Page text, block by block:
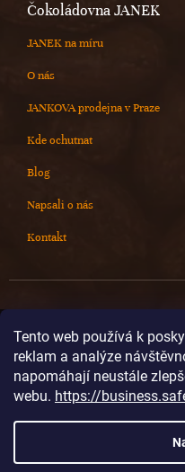
Tento web používá k
reklam a analýze
napomáhají neustále
webu. https://
Čokoládovna JANEK
JANEK na míru
O nás
JANKOVA prodejna v Praze
Kde ochutnat
Blog
Napsali o nás
Kontakt
info@
+420 778 716 678
@janek_chocolate